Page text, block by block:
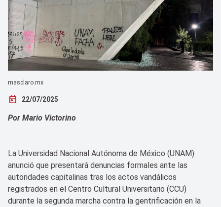
masclaro.mx
today 22/07/2025
Por Mario Victorino
La Universidad Nacional Autónoma de México (UNAM)
anunció que presentará denuncias formales ante las
autoridades capitalinas tras los actos vandálicos
registrados en el Centro Cultural Universitario (CCU)
durante la segunda marcha contra la gentrificación en la